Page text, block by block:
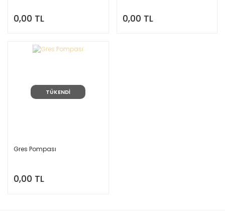
0,00 TL 0,00 TL
TÜKENDİ
Gres Pompası
0,00 TL